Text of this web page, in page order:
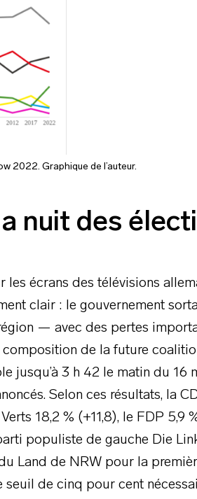
2022. Graphique de l’auteur.
nuit des
écrans des télévisions
clair : le gouvernement
— avec des pertes
composition de la future
jusqu’à 3 h 42 le matin du 16
Selon ces résultats, la
18,2 % (+11,8), le FDP 5,9
populiste de gauche Die
Land de NRW pour la
seuil de cinq pour cent